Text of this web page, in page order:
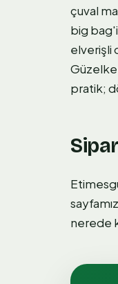
çuval
big
elverişli
pratik;
nerede